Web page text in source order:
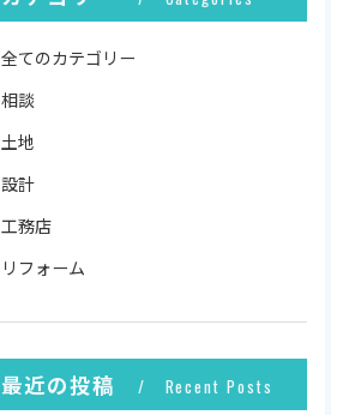
全てのカテゴリー
相談
土地
設計
工務店
リフォーム
最近の投稿 Recent Posts